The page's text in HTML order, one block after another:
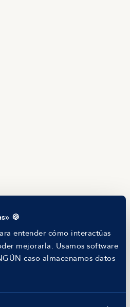
🍪
entender cómo interactúas
mejorarla. Usamos software
caso almacenamos datos
Selección